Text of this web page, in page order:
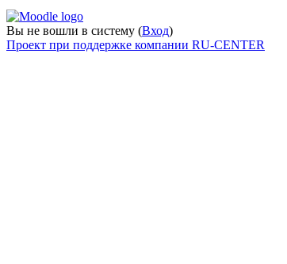
Вы не вошли в систему (Вход)
Проект при поддержке компании RU-CENTER